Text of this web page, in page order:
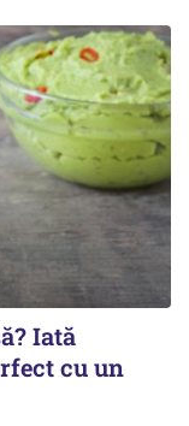
Iată
cu un